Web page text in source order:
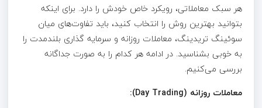
هر سبک معاملاتی، رویکرد خاص خودش را دارد. برای اینکه
بتوانید بهترین روش را انتخاب کنید، باید تفاوت‌های میان
سوئینگ تریدینگ، معاملات روزانه و سرمایه‌ گذاری بلندمدت را
به‌ خوبی بشناسید. در ادامه هر کدام را به‌ صورت جداگانه
بررسی می‌کنیم.
معاملات روزانه (Day Trading):